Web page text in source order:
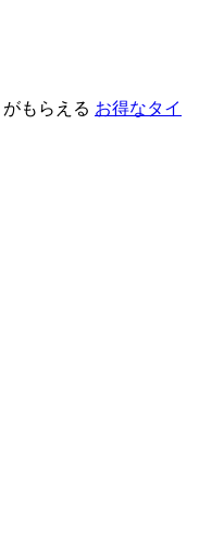
がもらえる お得なタイ